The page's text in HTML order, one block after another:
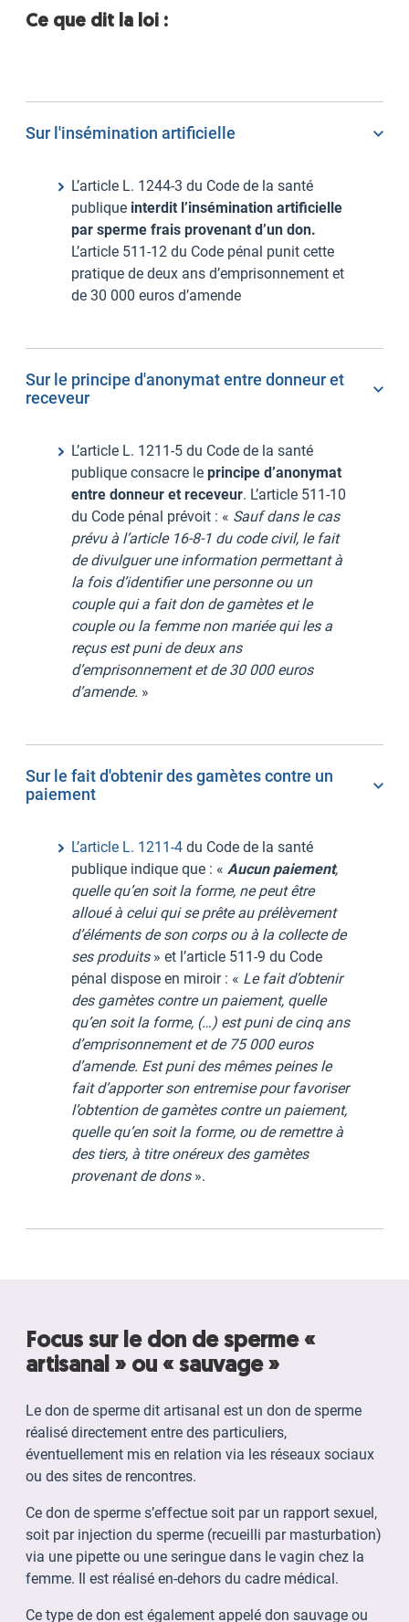
Ce que dit la loi :
Sur l'insémination artificielle
L’article L. 1244-3 du Code de la santé
publique interdit l’insémination artificielle
par sperme frais provenant d’un don.
L’article 511-12 du Code pénal punit cette
pratique de deux ans d’emprisonnement et
de 30 000 euros d’amende
Sur le principe d'anonymat entre donneur et
receveur
L’article L. 1211-5 du Code de la santé
publique consacre le principe d’anonymat
entre donneur et receveur. L’article 511-10
du Code pénal prévoit : « Sauf dans le cas
prévu à l’article 16-8-1 du code civil, le fait
de divulguer une information permettant à
la fois d’identifier une personne ou un
couple qui a fait don de gamètes et le
couple ou la femme non mariée qui les a
reçus est puni de deux ans
d’emprisonnement et de 30 000 euros
d’amende. »
Sur le fait d'obtenir des gamètes contre un
paiement
L’article L. 1211-4 du Code de la santé
publique indique que : « Aucun paiement,
quelle qu’en soit la forme, ne peut être
alloué à celui qui se prête au prélèvement
d’éléments de son corps ou à la collecte de
ses produits » et l’article 511-9 du Code
pénal dispose en miroir : « Le fait d’obtenir
des gamètes contre un paiement, quelle
qu’en soit la forme, (…) est puni de cinq ans
d’emprisonnement et de 75 000 euros
d’amende. Est puni des mêmes peines le
fait d’apporter son entremise pour favoriser
l’obtention de gamètes contre un paiement,
quelle qu’en soit la forme, ou de remettre à
des tiers, à titre onéreux des gamètes
provenant de dons».
Focus sur le don de sperme «
artisanal » ou « sauvage »
Le don de sperme dit artisanal est un don de sperme
réalisé directement entre des particuliers,
éventuellement mis en relation via les réseaux sociaux
ou des sites de rencontres.
Ce don de sperme s’effectue soit par un rapport sexuel,
soit par injection du sperme (recueilli par masturbation)
via une pipette ou une seringue dans le vagin chez la
femme. Il est réalisé en-dehors du cadre médical.
Ce type de don est également appelé don sauvage ou